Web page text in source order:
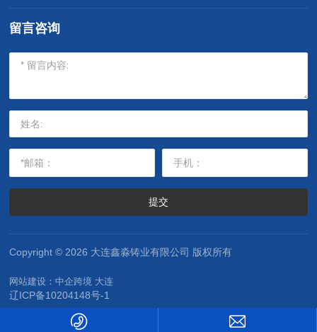
留言咨询
提交
Copyright © 2026 大连鑫淼铸业有限公司 版权所有
网站建设：中企跨境 大连
辽ICP备10204148号-1